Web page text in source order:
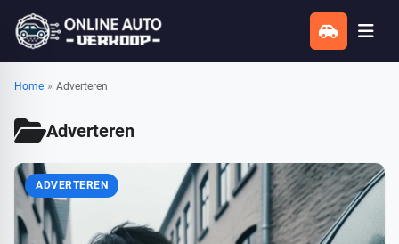
Home » Adverteren
Adverteren
ADVERTEREN